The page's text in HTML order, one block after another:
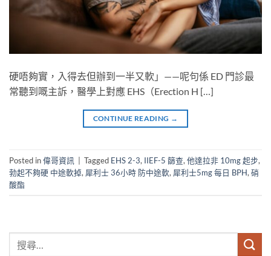
硬唔夠實，入得去但辦到一半又軟」——呢句係 ED 門診最
常聽到嘅主訴，醫學上對應 EHS（Erection H […]
CONTINUE READING →
Posted in偉哥資訊 Tagged EHS 2-3, IIEF-5 篩查, 他達拉非 10mg 起步,
勃起不夠硬 中途軟掉, 犀利士 36小時 防中途軟, 犀利士5mg 每日 BPH, 硝
酸酯